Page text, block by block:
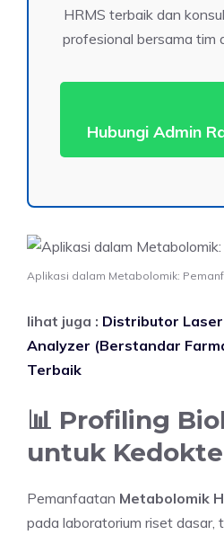
HRMS terbaik dan
profesional bersama tim
Hubungi Admin
Aplikasi dalam Metabolomik:
lihat juga : Distributor
Analyzer (Berstandar
Terbaik
📊 Profiling
untuk
Pemanfaatan Metabolomik
pada laboratorium riset dasar,